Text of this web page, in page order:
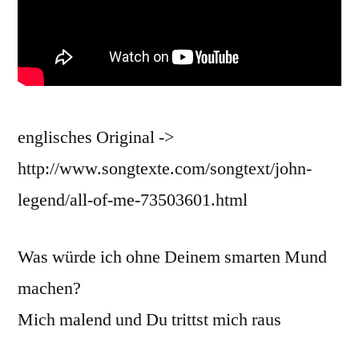
englisches Original ->
http://www.songtexte.com/songtext/john-
legend/all-of-me-73503601.html
Was würde ich ohne Deinem smarten Mund
machen?
Mich malend und Du trittst mich raus